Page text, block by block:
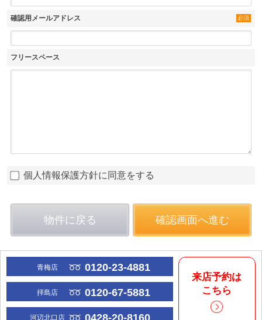
確認用メールアドレス 必須
フリースペース
個人情報保護方針に同意をする
物件に戻る 確認画面へ進む
青梅店 0120-23-4881
拝島店 0120-67-5881
河辺北口店
来店予約は
こちら